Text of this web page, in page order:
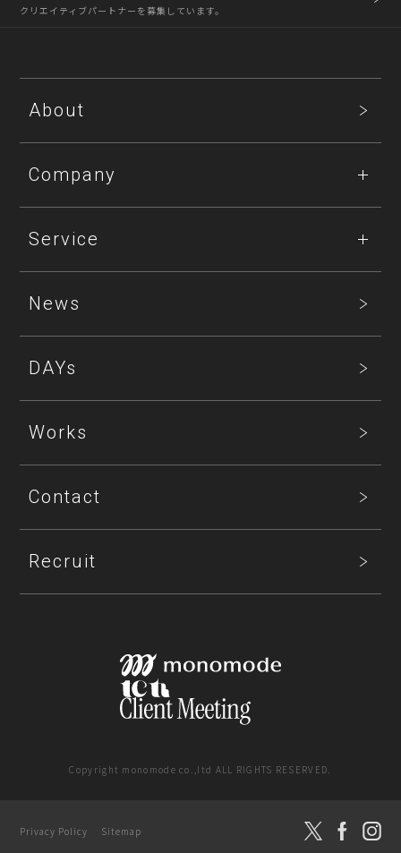
クリエイティブパートナーを募集しています。
About
Company
Service
News
DAYs
Works
Contact
Recruit
Copyright monomode co.,ltd ALL RIGHTS RESERVED.
Privacy Policy Sitemap